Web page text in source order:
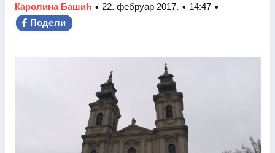
Каролина Башић • 22. фебруар 2017. • 14:47 •
Подели